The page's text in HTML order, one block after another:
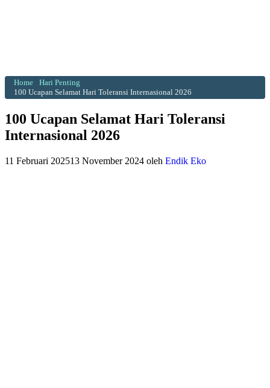
Home
Hari Penting
100 Ucapan Selamat Hari Toleransi Internasional 2026
100 Ucapan Selamat Hari Toleransi
Internasional 2026
11 Februari 202513 November 2024 oleh Endik Eko